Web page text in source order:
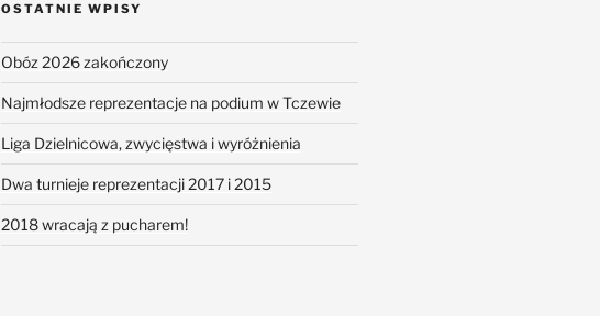
OSTATNIE WPISY
Obóz 2026 zakończony
Najmłodsze reprezentacje na podium w Tczewie
Liga Dzielnicowa, zwycięstwa i wyróżnienia
Dwa turnieje reprezentacji 2017 i 2015
2018 wracają z pucharem!